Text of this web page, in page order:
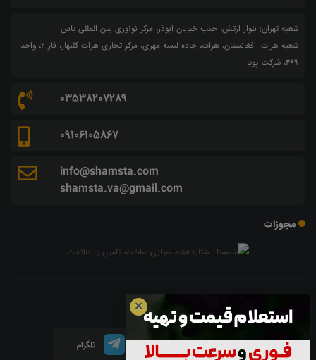
شعبه تهران: بلوار ارتش، جنب خیابان ابوذر، مرکز نوآوری بین المللی یاس
شعبه هرات: افغانستان، هرات، جاده لیسه مهری، مرکز تجاری هرات گلبهار، فاز ۲، واحد
۴۶۹، شرکت پویا
03538207289
09106105867
info@shamsta.com
shamsta.va@gmail.com
مجوزات
شبکه های اجتماعی
لینکدین تلگرام
✕